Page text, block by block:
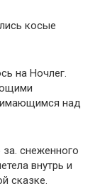
косые
на Ночлег.
над
снеженного
внутрь и
сказке.